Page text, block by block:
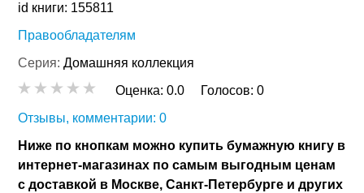
id книги: 155811
Правообладателям
Серия:Домашняя коллекция
Оценка:0.0 Голосов:0
Отзывы, комментарии: 0
Ниже по кнопкам можно купить бумажную книгу в
интернет-магазинах по самым выгодным ценам
с доставкой в Москве, Санкт-Петербурге и других